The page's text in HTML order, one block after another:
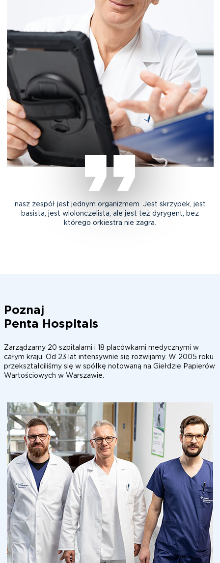
nasz zespół jest jednym organizmem. Jest skrzypek, jest
basista, jest wiolonczelista, ale jest też dyrygent, bez
którego orkiestra nie zagra.
Poznaj
Penta Hospitals
Zarządzamy 20 szpitalami i 18 placówkami medycznymi w
całym kraju. Od 23 lat intensywnie się rozwijamy. W 2005 roku
przekształciliśmy się w spółkę notowaną na Giełdzie Papierów
Wartościowych w Warszawie.